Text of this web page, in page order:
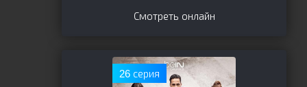
Смотреть онлайн
26 серия